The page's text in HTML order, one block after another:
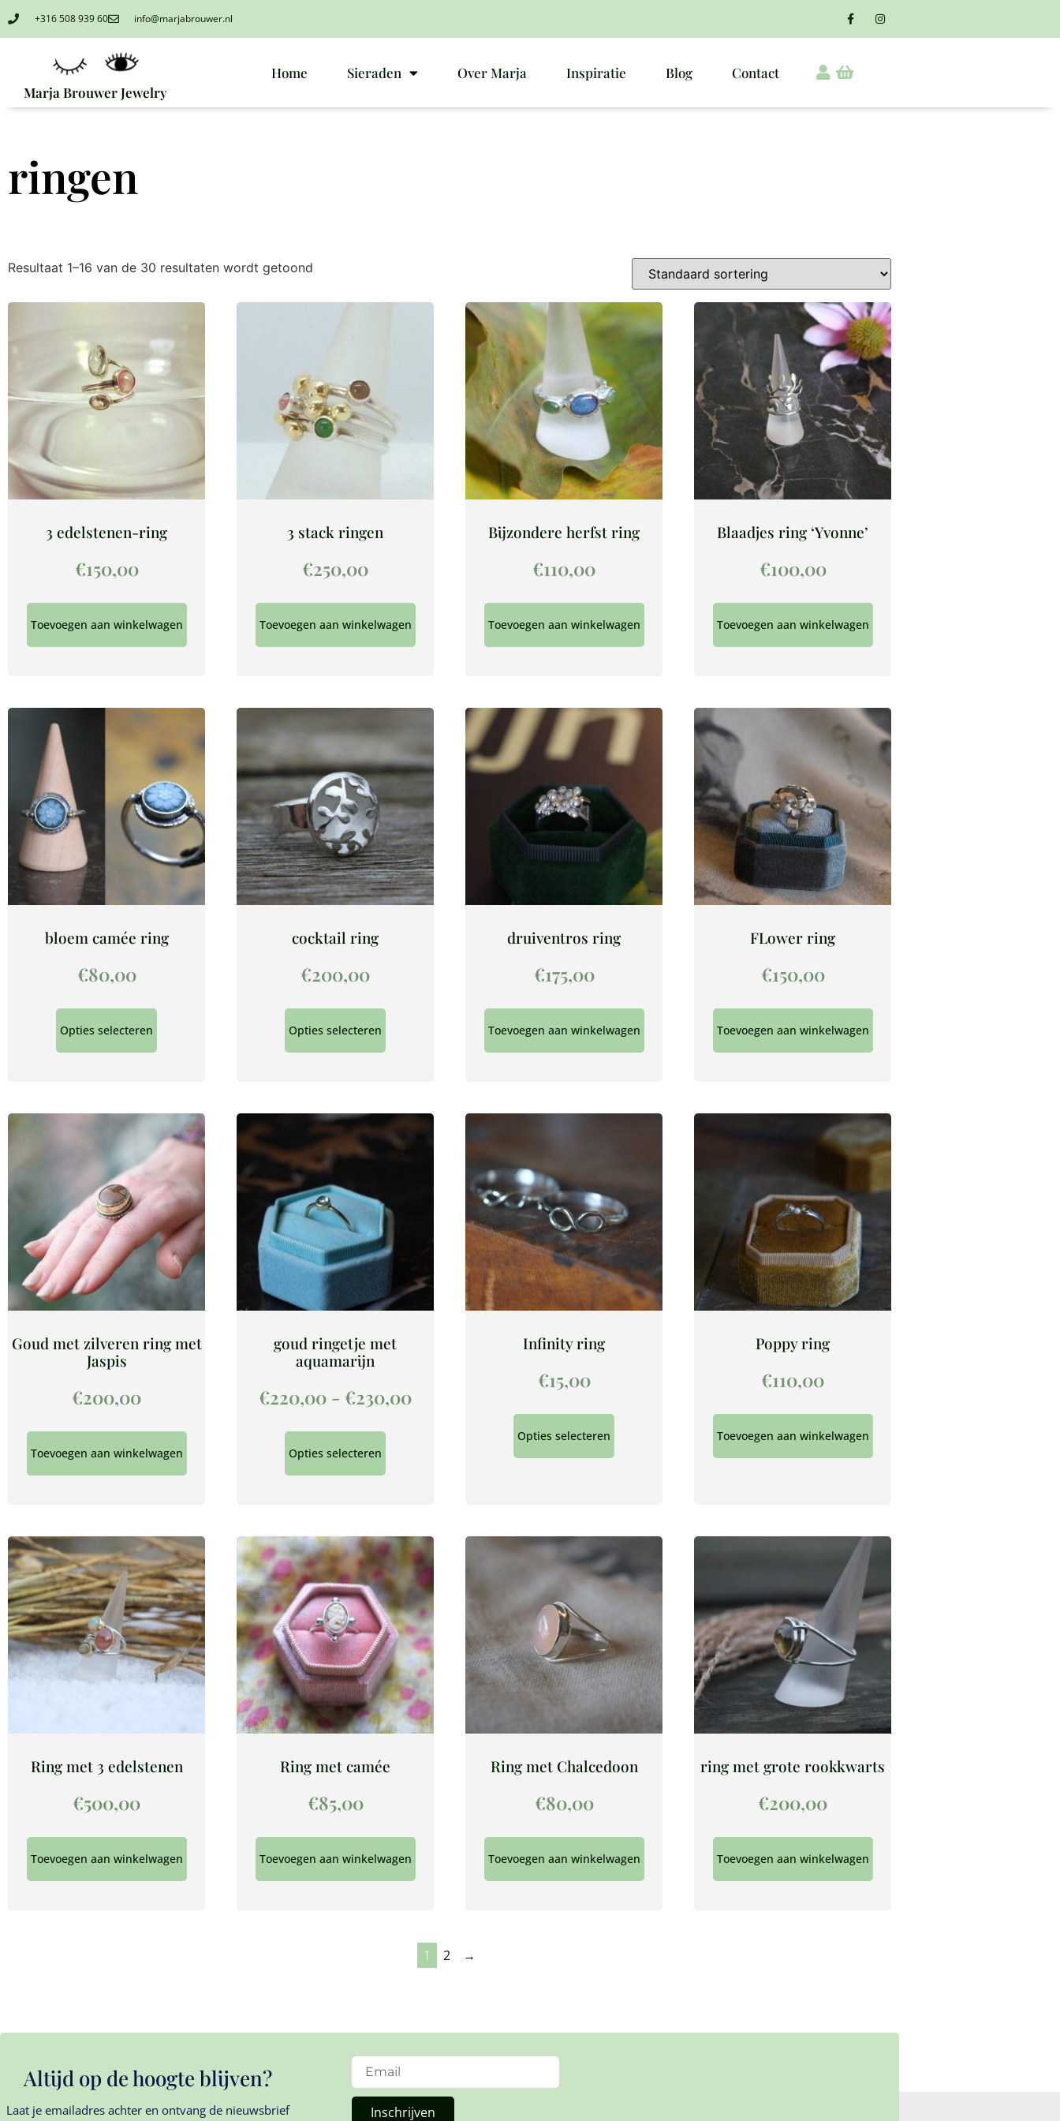
+316 508 939 60 info@marjabrouwer.nl
Marja Brouwer Jewelry
Home Sieraden Over Marja Inspiratie Blog Contact
ringen
Resultaat 1–16 van de 30 resultaten wordt getoond
3 edelstenen-ring
€150,00
Toevoegen aan winkelwagen
3 stack ringen
€250,00
Toevoegen aan winkelwagen
Bijzondere herfst ring
€110,00
Toevoegen aan winkelwagen
Blaadjes ring ‘Yvonne’
€100,00
Toevoegen aan winkelwagen
bloem camée ring
€80,00
Opties selecteren
cocktail ring
€200,00
Opties selecteren
druiventros ring
€175,00
Toevoegen aan winkelwagen
FLower ring
€150,00
Toevoegen aan winkelwagen
Goud met zilveren ring met
Jaspis
€200,00
Toevoegen aan winkelwagen
goud ringetje met
aquamarijn
€220,00 - €230,00
Opties selecteren
Infinity ring
€15,00
Opties selecteren
Poppy ring
€110,00
Toevoegen aan winkelwagen
Ring met 3 edelstenen
€500,00
Toevoegen aan winkelwagen
Ring met camée
€85,00
Toevoegen aan winkelwagen
Ring met Chalcedoon
€80,00
Toevoegen aan winkelwagen
ring met grote rookkwarts
€200,00
Toevoegen aan winkelwagen
1 2 →
Altijd op de hoogte blijven?
Laat je emailadres achter en ontvang de nieuwsbrief Inschrijven